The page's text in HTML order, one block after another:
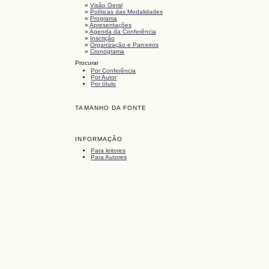
»Visão Geral
»Políticas das Modalidades
»Programa
»Apresentações
»Agenda da Conferência
» Inscrição
»Organização e Parceiros
»Cronograma
Procurar
Por Conferência
Por Autor
Por título
TAMANHO DA FONTE
INFORMAÇÃO
Para leitores
Para Autores